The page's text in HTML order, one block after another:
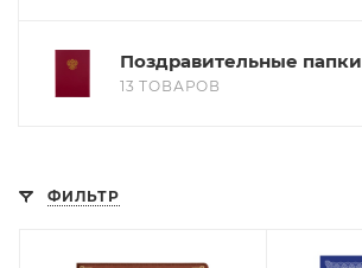
Поздравительные папки
13 ТОВАРОВ
ФИЛЬТР